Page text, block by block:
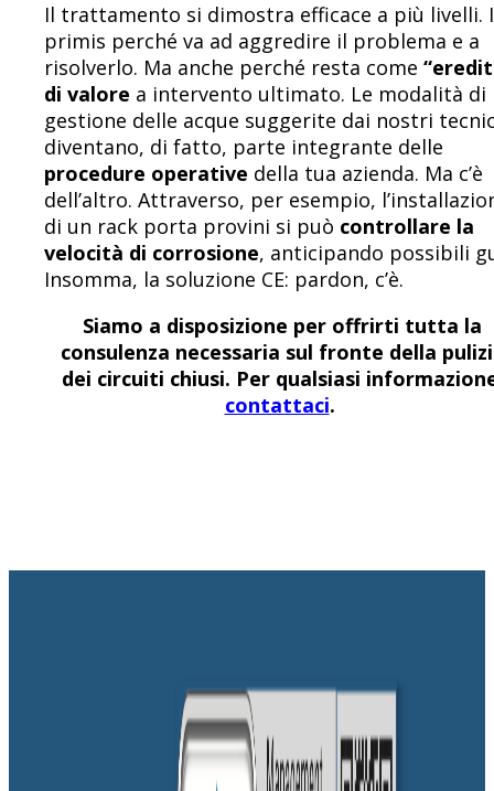
Il trattamento si dimostra efficace a più livelli.
primis perché va ad aggredire il problema e a
risolverlo. Ma anche perché resta come
di valore a intervento ultimato. Le modalità di
gestione delle acque suggerite dai nostri
diventano, di fatto, parte integrante delle
procedure operative della tua azienda. Ma c’è
dell’altro. Attraverso, per esempio,
di un rack porta provini si può controllare la
velocità di corrosione, anticipando possibili
Insomma, la soluzione CE: pardon, c’è.
Siamo a disposizione per offrirti tutta la
consulenza necessaria sul fronte della
dei circuiti chiusi. Per qualsiasi
contattaci.